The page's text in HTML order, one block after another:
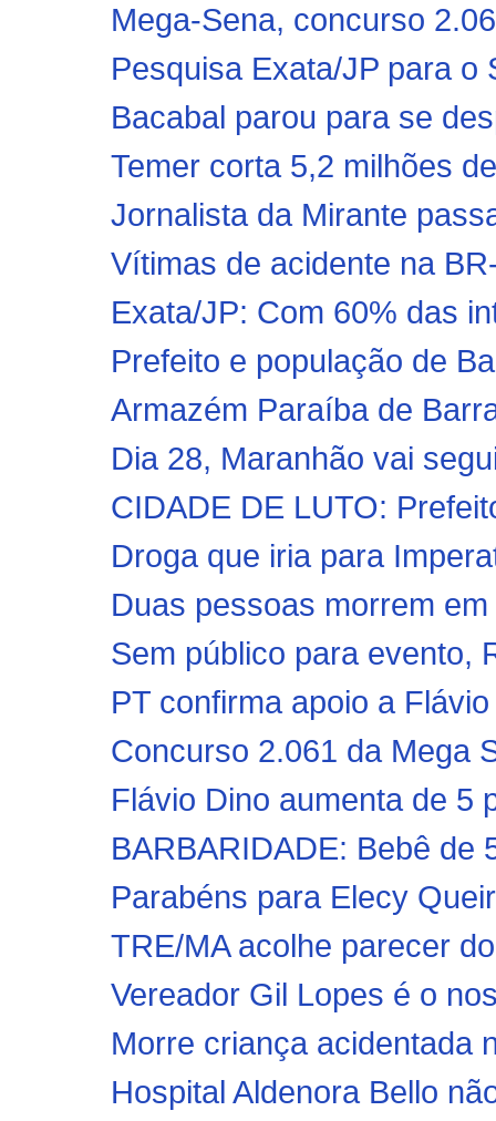
Mega-Sena, concurso
Pesquisa Exata/JP para o
Bacabal parou para se
Temer corta 5,2 milhões
Jornalista da Mirante
Vítimas de acidente na
Exata/JP: Com 60% das
Prefeito e população de
Armazém Paraíba de
Dia 28, Maranhão vai
CIDADE DE LUTO:
Droga que iria para
Duas pessoas morrem
Sem público para evento,
PT confirma apoio a
Concurso 2.061 da Mega
Flávio Dino aumenta de 5
BARBARIDADE: Bebê de
Parabéns para Elecy
TRE/MA acolhe parecer
Vereador Gil Lopes é o
Morre criança acidentada
Hospital Aldenora Bello